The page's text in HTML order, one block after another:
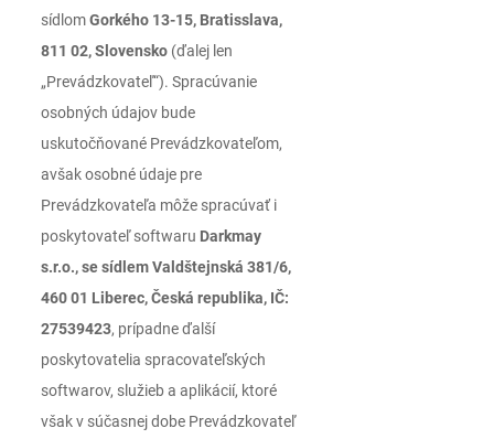
sídlomGorkého 13-15, Bratisslava,
811 02, Slovensko (ďalej len
„Prevádzkovateľ“). Spracúvanie
osobných údajov bude
uskutočňované Prevádzkovateľom,
avšak osobné údaje pre
Prevádzkovateľa môže spracúvať i
poskytovateľ softwaru Darkmay
s.r.o., se sídlem Valdštejnská 381/6,
460 01 Liberec, Česká republika, IČ:
27539423, prípadne ďalší
poskytovatelia spracovateľských
softwarov, služieb a aplikácií, ktoré
však v súčasnej dobe Prevádzkovateľ